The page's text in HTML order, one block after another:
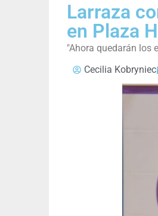
Larraza
en Plaza
"Ahora quedarán los
Cecilia Kobryniec